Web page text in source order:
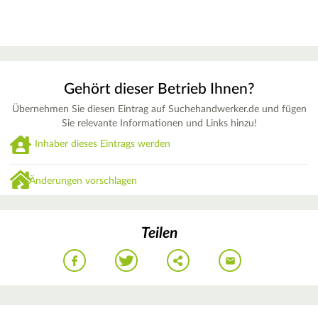
Gehört dieser Betrieb Ihnen?
Übernehmen Sie diesen Eintrag auf Suchehandwerker.de und fügen
Sie relevante Informationen und Links hinzu!
Inhaber dieses Eintrags werden
Änderungen vorschlagen
Teilen